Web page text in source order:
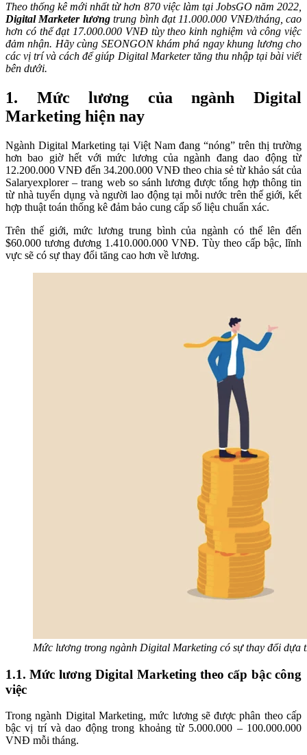
Theo thống kê mới nhất từ hơn 870 việc làm tại JobsGO năm 2022,
Digital Marketer lươngtrung bình đạt 11.000.000 VNĐ/tháng, cao
hơn có thể đạt 17.000.000 VNĐ tùy theo kinh nghiệm và công việc
đảm nhận. Hãy cùng SEONGON khám phá ngay khung lương cho
các vị trí và cách để giúp Digital Marketer tăng thu nhập tại bài viết
bên dưới.
1. Mức lương của ngành Digital
Marketing hiện nay
Ngành Digital Marketing tại Việt Nam đang “nóng” trên thị trường
hơn bao giờ hết với mức lương của ngành đang dao động từ
12.200.000 VNĐ đến 34.200.000 VNĐ theo chia sẻ từ khảo sát của
Salaryexplorer – trang web so sánh lương được tổng hợp thông tin
từ nhà tuyển dụng và người lao động tại mỗi nước trên thế giới, kết
hợp thuật toán thống kê đảm bảo cung cấp số liệu chuẩn xác.
Trên thế giới, mức lương trung bình của ngành có thể lên đến
$60.000 tương đương 1.410.000.000 VNĐ. Tùy theo cấp bậc, lĩnh
vực sẽ có sự thay đổi tăng cao hơn về lương.
Mức lương trong ngành Digital Marketing có sự thay đổi dựa
1.1. Mức lương Digital Marketing theo cấp bậc công
việc
Trong ngành Digital Marketing, mức lương sẽ được phân theo cấp
bậc vị trí và dao động trong khoảng từ 5.000.000 – 100.000.000
VNĐ mỗi tháng.